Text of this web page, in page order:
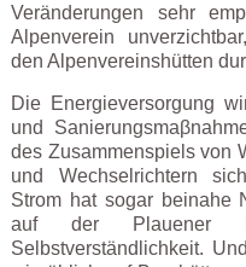
Veränderungen sehr
Alpenverein
den Alpenvereinshütten
Die Energieversorgung
und
des Zusammenspiels von
und Wechselrichtern
Strom hat sogar beinahe
auf der Plauener
Selbstverständlichkeit.